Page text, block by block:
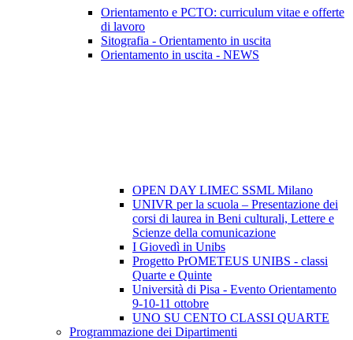
Orientamento e PCTO: curriculum vitae e offerte
di lavoro
Sitografia - Orientamento in uscita
Orientamento in uscita - NEWS
OPEN DAY LIMEC SSML Milano
UNIVR per la scuola – Presentazione dei
corsi di laurea in Beni culturali, Lettere e
Scienze della comunicazione
I Giovedì in Unibs
Progetto PrOMETEUS UNIBS - classi
Quarte e Quinte
Università di Pisa - Evento Orientamento
9-10-11 ottobre
UNO SU CENTO CLASSI QUARTE
Programmazione dei Dipartimenti